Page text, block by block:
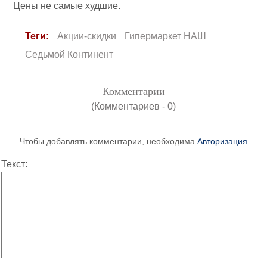
Цены не самые худшие.
Теги: Акции-скидки
Гипермаркет НАШ
Седьмой Континент
Комментарии
(Комментариев - 0)
Чтобы добавлять комментарии, необходима Авторизация
Текст: